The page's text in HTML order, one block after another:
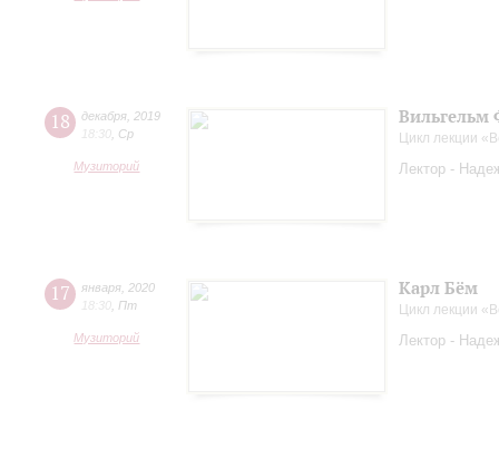
18 декабря 2019
18:30 Ср
Музиторий
Вильгельм
Цикл лекции
Лектор -
17 января 2020
18:30 Пт
Музиторий
Карл Бём
Цикл лекции
Лектор -